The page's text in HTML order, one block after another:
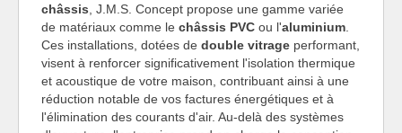
châssis , J.M.S. Concept propose une gamme variée
de matériaux comme le châssis PVC ou l'aluminium
Ces installations, dotées de double vitrage performant,
visent à renforcer significativement l'isolation thermique
et acoustique de votre maison, contribuant ainsi à une
réduction notable de vos factures énergétiques et à
l'élimination des courants d'air. Au-delà des systèmes